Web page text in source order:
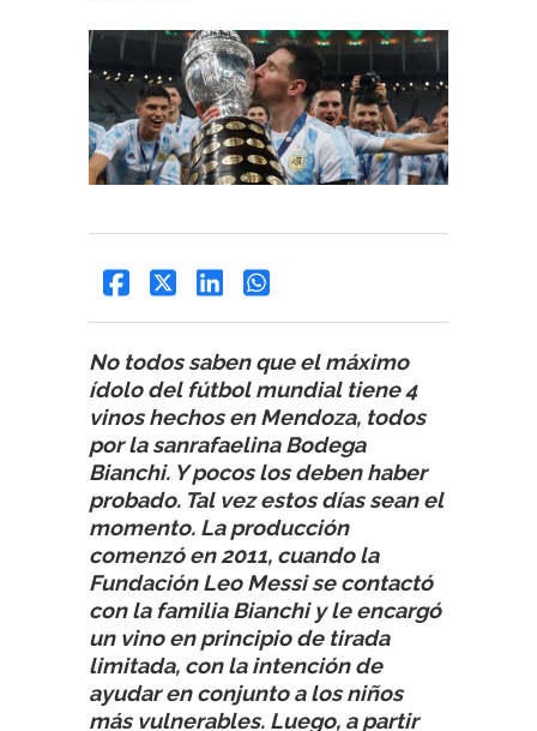
No todos saben que el máximo
ídolo del fútbol mundial tiene 4
vinos hechos en Mendoza, todos
por la sanrafaelina Bodega
Bianchi. Y pocos los deben haber
probado. Tal vez estos días sean el
momento. La producción
comenzó en 2011, cuando la
Fundación Leo Messi se contactó
con la familia Bianchi y le encargó
un vino en principio de tirada
limitada, con la intención de
ayudar en conjunto a los niños
más vulnerables. Luego, a partir